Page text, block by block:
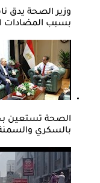
بسبب المضادات
الصحة تستعين
بالسكري